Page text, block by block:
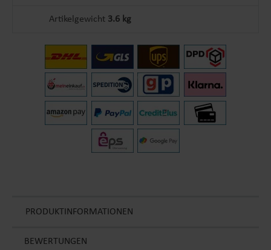
Artikelgewicht 3.6 kg
PRODUKTINFORMATIONEN
BEWERTUNGEN